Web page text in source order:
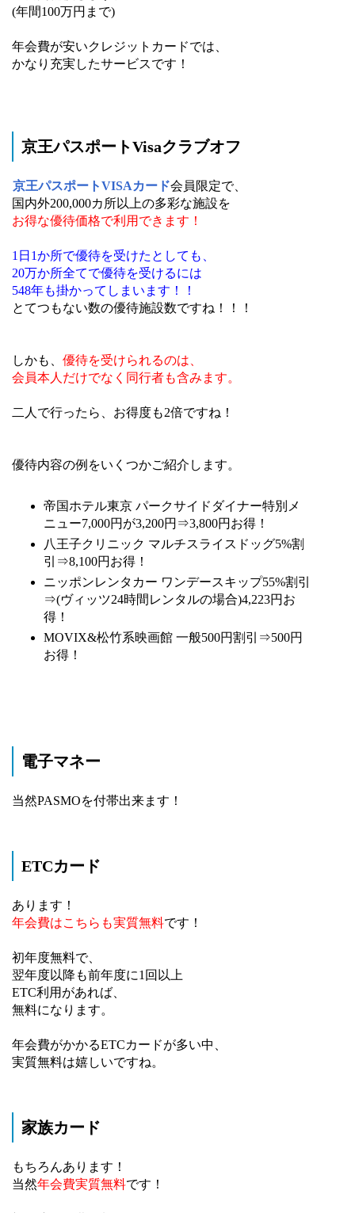
(年間100万円まで)
年会費が安いクレジットカードでは、
かなり充実したサービスです！
京王パスポートVisaクラブオフ
京王パスポートVISAカード会員限定で、
国内外200,000カ所以上の多彩な施設を
お得な優待価格で利用できます！
1日1か所で優待を受けたとしても、
20万か所全てで優待を受けるには
548年も掛かってしまいます！！
とてつもない数の優待施設数ですね！！！
しかも、 優待を受けられるのは、
会員本人だけでなく同行者も含みます。
二人で行ったら、お得度も2倍ですね！
優待内容の例をいくつかご紹介します。
帝国ホテル東京 パークサイドダイナー特別メ
ニュー7,000円が3,200円⇒3,800円お得！
八王子クリニック マルチスライスドッグ5%割
引⇒8,100円お得！
ニッポンレンタカー ワンデースキップ55%割引
⇒(ヴィッツ24時間レンタルの場合)4,223円お
得！
MOVIX&松竹系映画館 一般500円割引⇒500円
お得！
電子マネー
当然PASMOを付帯出来ます！
ETCカード
あります！
年会費はこちらも実質無料です！
初年度無料で、
翌年度以降も前年度に1回以上
ETC利用があれば、
無料になります。
年会費がかかるETCカードが多い中、
実質無料は嬉しいですね。
家族カード
もちろんあります！
当然年会費実質無料です！